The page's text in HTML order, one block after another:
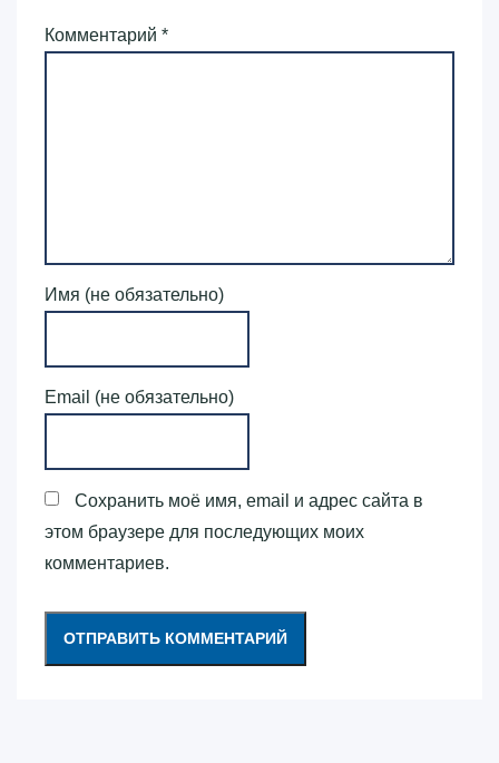
Комментарий *
Имя (не обязательно)
Email (не обязательно)
Сохранить моё имя, email и адрес сайта в
этом браузере для последующих моих
комментариев.